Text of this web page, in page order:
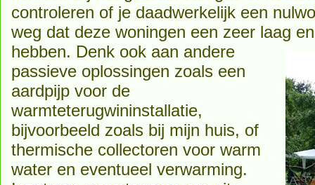
controleren of je daadwerkelijk een
weg dat deze woningen een zeer laag
hebben. Denk ook aan andere
passieve oplossingen zoals een
aardpijp voor de
warmteterugwininstallatie,
bijvoorbeeld zoals bij mijn huis, of
thermische collectoren voor warm
water en eventueel verwarming.